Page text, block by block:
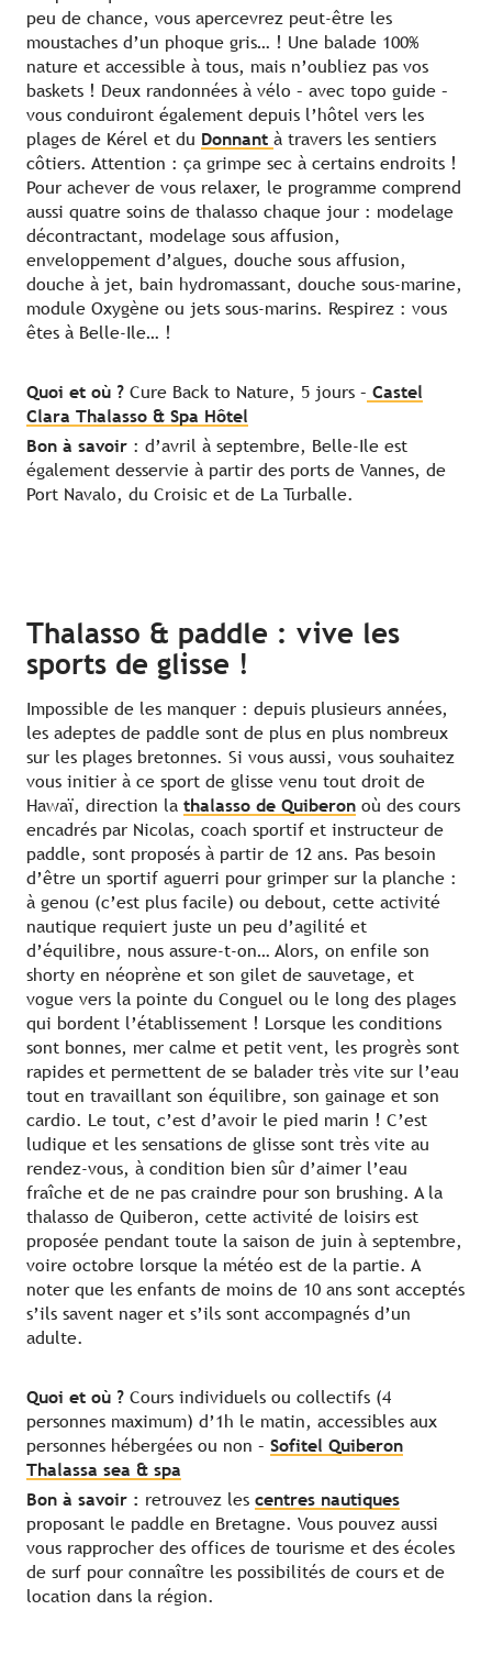
peu de chance, vous apercevrez peut-être les
moustaches d’un phoque gris… ! Une balade 100%
nature et accessible à tous, mais n’oubliez pas vos
baskets ! Deux randonnées à vélo – avec topo guide –
vous conduiront également depuis l’hôtel vers les
plages de Kérel et du Donnant à travers les sentiers
côtiers. Attention : ça grimpe sec à certains endroits !
Pour achever de vous relaxer, le programme comprend
aussi quatre soins de thalasso chaque jour : modelage
décontractant, modelage sous affusion,
enveloppement d’algues, douche sous affusion,
douche à jet, bain hydromassant, douche sous-marine,
module Oxygène ou jets sous-marins. Respirez : vous
êtes à Belle-Ile… !
Quoi et où ? Cure Back to Nature, 5 jours – Castel
Clara Thalasso & Spa Hôtel
Bon à savoir : d’avril à septembre, Belle-Ile est
également desservie à partir des ports de Vannes, de
Port Navalo, du Croisic et de La Turballe.
Thalasso & paddle : vive les
sports de glisse !
Impossible de les manquer : depuis plusieurs années,
les adeptes de paddle sont de plus en plus nombreux
sur les plages bretonnes. Si vous aussi, vous souhaitez
vous initier à ce sport de glisse venu tout droit de
Hawaï, direction la thalasso de Quiberon où des cours
encadrés par Nicolas, coach sportif et instructeur de
paddle, sont proposés à partir de 12 ans. Pas besoin
d’être un sportif aguerri pour grimper sur la planche :
à genou (c’est plus facile) ou debout, cette activité
nautique requiert juste un peu d’agilité et
d’équilibre, nous assure-t-on… Alors, on enfile son
shorty en néoprène et son gilet de sauvetage, et
vogue vers la pointe du Conguel ou le long des plages
qui bordent l’établissement ! Lorsque les conditions
sont bonnes, mer calme et petit vent, les progrès sont
rapides et permettent de se balader très vite sur l’eau
tout en travaillant son équilibre, son gainage et son
cardio. Le tout, c’est d’avoir le pied marin ! C’est
ludique et les sensations de glisse sont très vite au
rendez-vous, à condition bien sûr d’aimer l’eau
fraîche et de ne pas craindre pour son brushing. A la
thalasso de Quiberon, cette activité de loisirs est
proposée pendant toute la saison de juin à septembre,
voire octobre lorsque la météo est de la partie. A
noter que les enfants de moins de 10 ans sont acceptés
s’ils savent nager et s’ils sont accompagnés d’un
adulte.
Quoi et où ? Cours individuels ou collectifs (4
personnes maximum) d’1h le matin, accessibles aux
personnes hébergées ou non – Sofitel Quiberon
Thalassa sea & spa
Bon à savoir : retrouvez les centres nautiques
proposant le paddle en Bretagne. Vous pouvez aussi
vous rapprocher des offices de tourisme et des écoles
de surf pour connaître les possibilités de cours et de
location dans la région.